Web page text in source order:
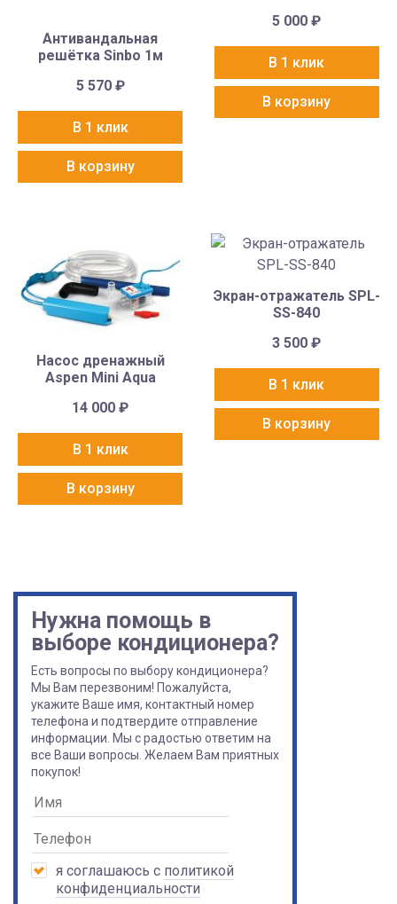
Антивандальная
решётка Sinbo 1м
5 570 ₽
В 1 клик
В корзину
5 000₽
В 1 клик
В корзину
Насос дренажный
Aspen Mini Aqua
14 000₽
В 1 клик
В корзину
Экран-отражатель SPL-
SS-840
3 500₽
В 1 клик
В корзину
Нужна помощь в
выборе кондиционера?
Есть вопросы по выбору кондиционера?
Мы Вам перезвоним! Пожалуйста,
укажите Ваше имя, контактный номер
телефона и подтвердите отправление
информации. Мы с радостью ответим на
все Ваши вопросы. Желаем Вам приятных
покупок!
я соглашаюсь с политикой
конфиденциальности